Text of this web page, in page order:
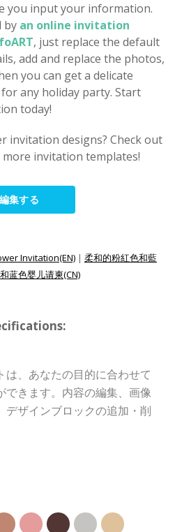
you input your information.
by an online invitation
, just replace the default
add and replace the photos,
you can get a delicate
any holiday party. Start
today!
invitation designs? Check out
invitation templates!
集する
Invitation(EN) | 柔和的粉紅色和藍
蓝色婴儿请柬(CN)
は、あなたの目的に合わせて
できます。内容の編集、画像
デザインブロックの追加・削